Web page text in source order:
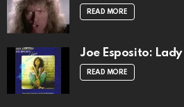
READ MORE
Joe Esposito:
READ MORE